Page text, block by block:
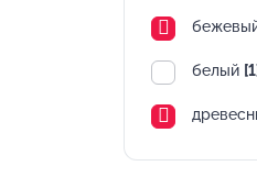
белый [1]